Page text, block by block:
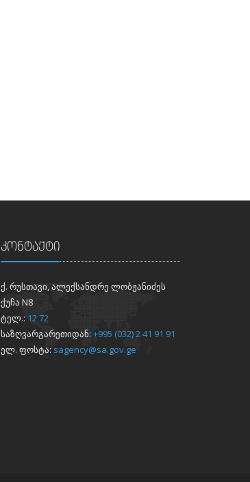
კონტაქტი
ქ. რუსთავი, ალექსანდრე ლობჟანიძეს
ქუჩა N8
ტელ.: 12 72
საზღვარგარეთიდან: +995 (032) 2 41 91 91
ელ. ფოსტა: sagency@sa.gov.ge